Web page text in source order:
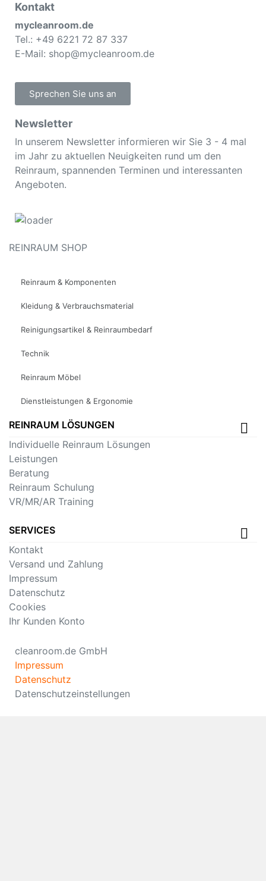
Kontakt
mycleanroom.de
Tel.: +49 6221 72 87 337
E-Mail: shop@mycleanroom.de
Sprechen Sie uns an
Newsletter
In unserem Newsletter informieren wir Sie 3 - 4 mal
im Jahr zu aktuellen Neuigkeiten rund um den
Reinraum, spannenden Terminen und interessanten
Angeboten.
REINRAUM SHOP
Reinraum & Komponenten
Kleidung & Verbrauchsmaterial
Reinigungsartikel & Reinraumbedarf
Technik
Reinraum Möbel
Dienstleistungen & Ergonomie
REINRAUM LÖSUNGEN
Individuelle Reinraum Lösungen
Leistungen
Beratung
Reinraum Schulung
VR/MR/AR Training
SERVICES
Kontakt
Versand und Zahlung
Impressum
Datenschutz
Cookies
Ihr Kunden Konto
cleanroom.de GmbH
Impressum
Datenschutz
Datenschutzeinstellungen